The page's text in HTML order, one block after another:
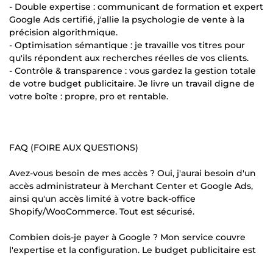
- Double expertise : communicant de formation et expert
Google Ads certifié, j'allie la psychologie de vente à la
précision algorithmique.
- Optimisation sémantique : je travaille vos titres pour
qu'ils répondent aux recherches réelles de vos clients.
- Contrôle & transparence : vous gardez la gestion totale
de votre budget publicitaire. Je livre un travail digne de
votre boîte : propre, pro et rentable.
FAQ (FOIRE AUX QUESTIONS)
Avez-vous besoin de mes accès ? Oui, j'aurai besoin d'un
accès administrateur à Merchant Center et Google Ads,
ainsi qu'un accès limité à votre back-office
Shopify/WooCommerce. Tout est sécurisé.
Combien dois-je payer à Google ? Mon service couvre
l'expertise et la configuration. Le budget publicitaire est